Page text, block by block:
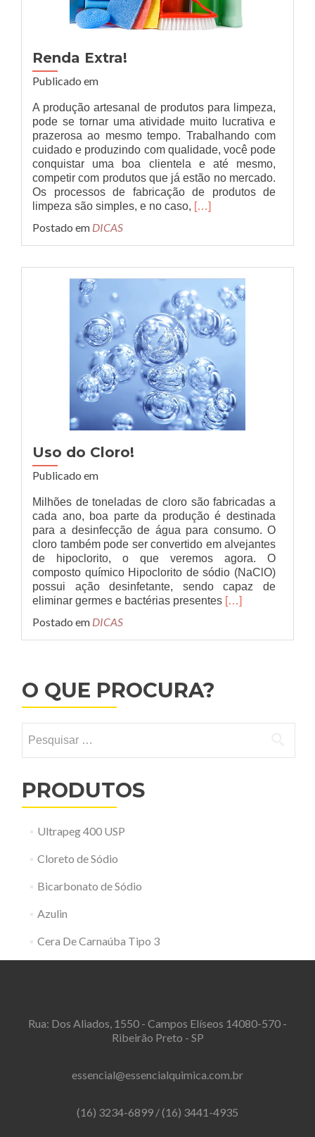
Renda Extra!
Publicado em
A produção artesanal de produtos para limpeza,
pode se tornar uma atividade muito lucrativa e
prazerosa ao mesmo tempo. Trabalhando com
cuidado e produzindo com qualidade, você pode
conquistar uma boa clientela e até mesmo,
competir com produtos que já estão no mercado.
Os processos de fabricação de produtos de
limpeza são simples, e no caso, Leia
Extra!
[…]
Postado em DICAS
Uso do Cloro!
Publicado em
Milhões de toneladas de cloro são fabricadas a
cada ano, boa parte da produção é destinada
para a desinfecção de água para consumo. O
cloro também pode ser convertido em alvejantes
de hipoclorito, o que veremos agora. O
composto químico Hipoclorito de sódio (NaClO)
possui ação desinfetante, sendo capaz de
eliminar germes e bactérias presentes Leia
do
[…]
Postado em DICAS
O QUE PROCURA?
por:
PRODUTOS
Ultrapeg 400 USP
Cloreto de Sódio
Bicarbonato de Sódio
Azulin
Cera De Carnaúba Tipo 3
Rua: Dos Aliados, 1550 - Campos Elíseos 14080-570 -
Ribeirão Preto - SP
essencial@essencialquimica.com.br
(16) 3234-6899 /(16) 3441-4935